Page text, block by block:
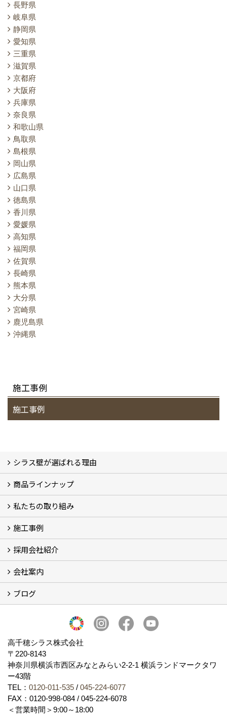
長野県
岐阜県
静岡県
愛知県
三重県
滋賀県
京都府
大阪府
兵庫県
奈良県
和歌山県
鳥取県
島根県
岡山県
広島県
山口県
徳島県
香川県
愛媛県
高知県
福岡県
佐賀県
長崎県
熊本県
大分県
宮崎県
鹿児島県
沖縄県
施工事例
施工事例
シラス壁が選ばれる理由
シラスストーリー
こだわり
シラス壁の驚くべき性能
商品ラインナップ
一覧
内装仕上げ材
外装仕上げ材
舗装材
水性無機高分子系ハイブリッド型塗料
エコリフォーム
消臭壁紙
Q&A
資料PDF
私たちの取り組み
SDGs、GHGへの取り組み (2)
マグマシラス米
特別対談 (2)
高千穂シラス解説ムービー
研究プロジェクト (4)
プロジェクト (3)
施工事例
施工事例
お客様からのお便り
採用会社紹介
採用会社紹介
「鏝人の会」左官店のご紹介
会社案内
会社概要・沿革
代表の実績
製造紹介
ショールーム
アクセス
採用情報
バナーダウンロード
プライバシーポリシー
Takachiho Shirasu Global Site
LINE公式アカウント
ブログ
高千穂シラス株式会社
〒220-8143
神奈川県横浜市西区みなとみらい2‐2‐1 横浜ランドマークタワ
ー43階
TEL： 0120-011-535 / 045-224-6077
FAX：0120-998-084 / 045-224-6078
＜営業時間＞9:00～18:00